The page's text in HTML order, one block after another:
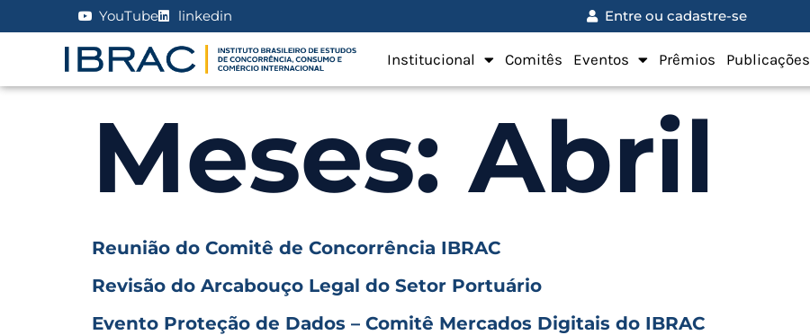
YouTube linkedin Entre ou cadastre-se
Institucional Comitês Eventos Prêmios Publicações
Meses:Abril
Reunião do Comitê de Concorrência IBRAC
Revisão do Arcabouço Legal do Setor Portuário
Evento Proteção de Dados – Comitê Mercados Digitais do IBRAC